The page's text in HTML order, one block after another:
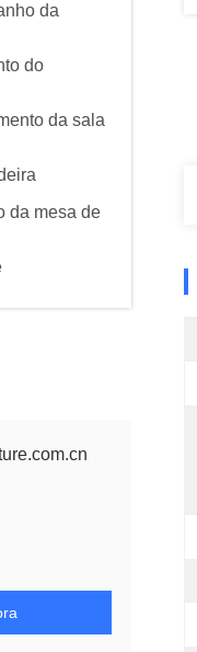
da
do
da sala
da mesa de